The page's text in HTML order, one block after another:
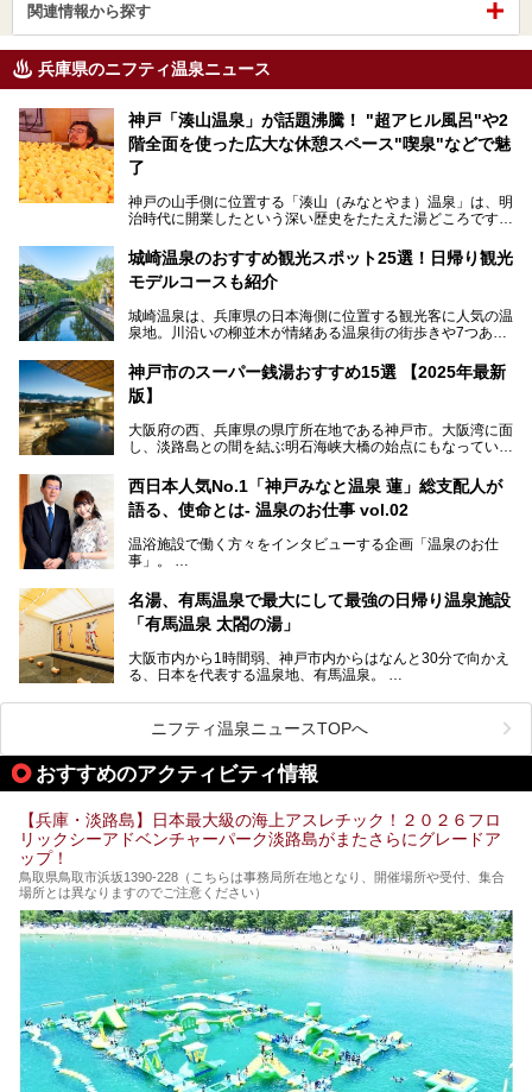
関連情報から探す
兵庫県のニフティ温泉ニュース
神戸「湊山温泉」が話題沸騰！ "超アヒル風呂"や2
階全面を使った広大な休憩スペース"喫泉"などで魅
了
神戸の山手側に位置する「湊山（みなとやま）温泉」は、明
治時代に開業したという深い歴史をたたえた湯どころです。
っぱいに浮かぶアヒルちゃん。さらに、ゆったりくつろげて
コワーキングも可能な休憩スペースも人気に。斬新な企画や
設備で人々をアッと驚かせる湊山温泉の魅力をリポートしま
城崎温泉のおすすめ観光スポット25選！日帰り観光
モデルコースも紹介
城崎温泉は、兵庫県の日本海側に位置する観光客に人気の温
泉地。川沿いの柳並木が情緒ある温泉街の街歩きや7つある
られています。鉄道の駅から温泉街が近く、歩いて回るのに
ちょうどよい規模で、日帰りでの訪問にもおすすめです。
の観光スポットをピックアップ。温泉やご当地グルメなどを
盛り込んだ日帰り観光モデルコースも紹介しているので、ぜ
神戸市のスーパー銭湯おすすめ15選 【2025年最新
版】
大阪府の西、兵庫県の県庁所在地である神戸市。大阪湾に面
し、淡路島との間を結ぶ明石海峡大橋の始点にもなっていま
華街をはじめ、きらびやかに発展したハーバーランドなど、
人気観光スポットもめじろ押しです。
そして、温泉好きの視点から見ると、神戸市といえば何とい
湯です。そのお湯をリーズナブルに体験できる健康ランドや
スーパー銭湯があったら……。今回はそんな希望に沿う施設
きます！
西日本人気No.1「神戸みなと温泉 蓮」総支配人が
語る、使命とは- 温泉のお仕事 vol.02
温浴施設で働く方々をインタビューする企画「温泉のお仕
事」。
ング西日本1位、2年連続「ベストオブ宿泊賞」に輝いた
「神戸みなと温泉 蓮」の魅力に迫りました！
名湯、有馬温泉で最大にして最強の日帰り温泉施設
「有馬温泉 太閤の湯」
大阪市内から1時間弱、神戸市内からはなんと30分で向かえ
る、日本を代表する温泉地、有馬温泉。
有名な「金泉」と「銀泉」に加え、人工のの炭酸泉まで楽し
める、ある意味「最強」ともいえる施設です。
今回は自慢のお湯をメインにその魅力の数々を紹介します！
ニフティ温泉ニュースTOPへ
おすすめのアクティビティ情報
【兵庫・淡路島】日本最大級の海上アスレチック！２０２６フロ
リックシーアドベンチャーパーク淡路島がまたさらにグレードア
ップ！
鳥取県鳥取市浜坂1390‐228（こちらは事務局所在地となり、開催場所や受付、集合
場所とは異なりますのでご注意ください）